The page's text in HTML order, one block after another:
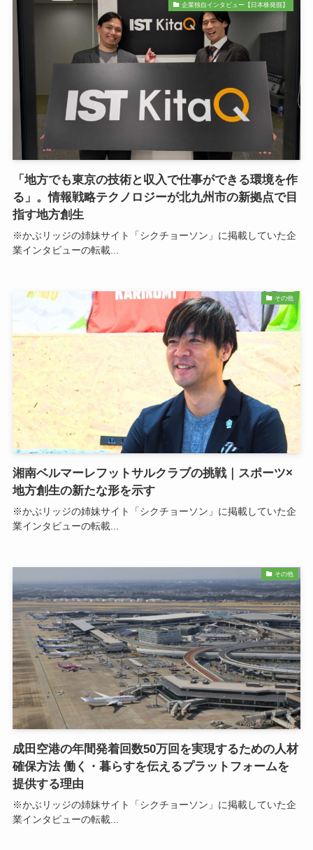
企業独自インタビュー【日本株発掘】
「地方でも東京の技術と収入で仕事ができる環境を作
る」。情報戦略テクノロジーが北九州市の新拠点で目
指す地方創生
※かぶリッジの姉妹サイト「シクチョーソン」に掲載していた企
業インタビューの転載...
その他
湘南ベルマーレフットサルクラブの挑戦｜スポーツ×
地方創生の新たな形を示す
※かぶリッジの姉妹サイト「シクチョーソン」に掲載していた企
業インタビューの転載...
その他
成田空港の年間発着回数50万回を実現するための人材
確保方法 働く・暮らすを伝えるプラットフォームを
提供する理由
※かぶリッジの姉妹サイト「シクチョーソン」に掲載していた企
業インタビューの転載...